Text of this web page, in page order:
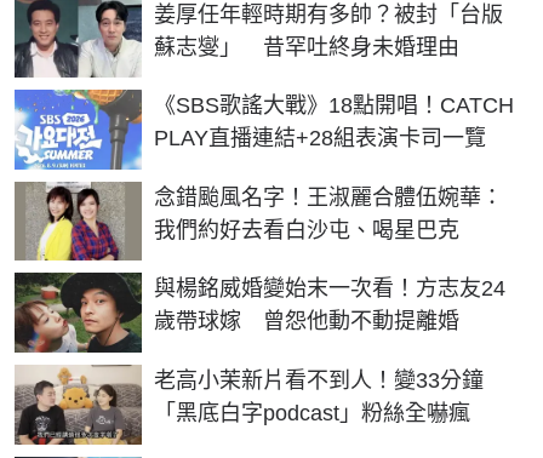
姜厚任年輕時期有多帥？被封「台版
蘇志燮」 昔罕吐終身未婚理由
《SBS歌謠大戰》18點開唱！CATCH
PLAY直播連結+28組表演卡司一覽
念錯颱風名字！王淑麗合體伍婉華：
我們約好去看白沙屯、喝星巴克
與楊銘威婚變始末一次看！方志友24
歲帶球嫁 曾怨他動不動提離婚
老高小茉新片看不到人！變33分鐘
「黑底白字podcast」粉絲全嚇瘋